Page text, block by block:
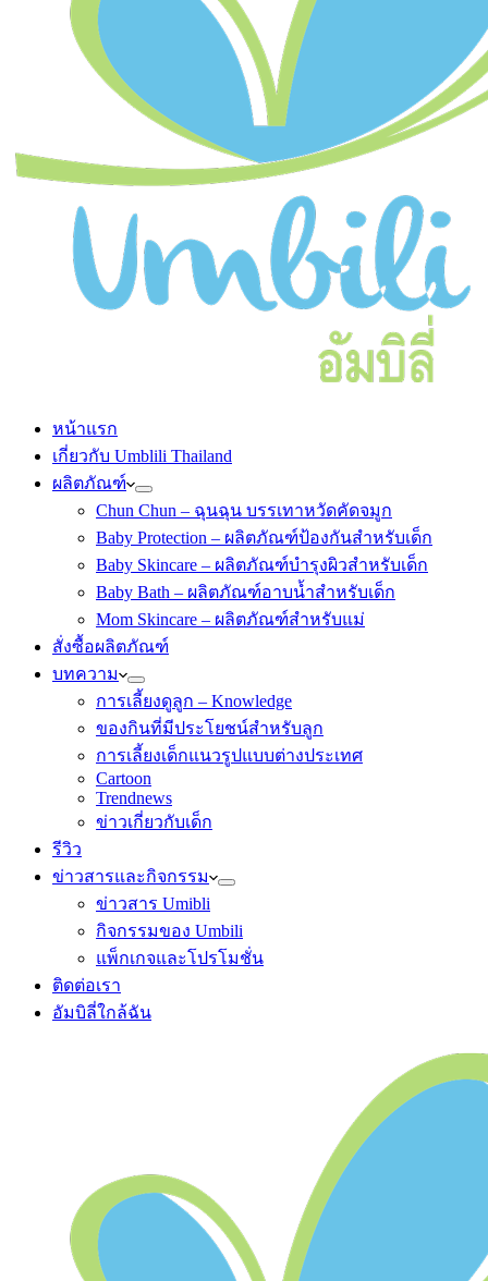
หน้าแรก
เกี่ยวกับ Umblili Thailand
ผลิตภัณฑ์
Chun Chun – ฉุนฉุน บรรเทาหวัดคัดจมูก
Baby Protection – ผลิตภัณฑ์ป้องกันสำหรับเด็ก
Baby Skincare – ผลิตภัณฑ์บำรุงผิวสำหรับเด็ก
Baby Bath – ผลิตภัณฑ์อาบน้ำสำหรับเด็ก
Mom Skincare – ผลิตภัณฑ์สำหรับแม่
สั่งซื้อผลิตภัณฑ์
บทความ
การเลี้ยงดูลูก – Knowledge
ของกินที่มีประโยชน์สำหรับลูก
การเลี้ยงเด็กแนวรูปแบบต่างประเทศ
Cartoon
Trendnews
ข่าวเกี่ยวกับเด็ก
รีวิว
ข่าวสารและกิจกรรม
ข่าวสาร Umibli
กิจกรรมของ Umbili
แพ็กเกจและโปรโมชั่น
ติดต่อเรา
อัมบิลี่ใกล้ฉัน